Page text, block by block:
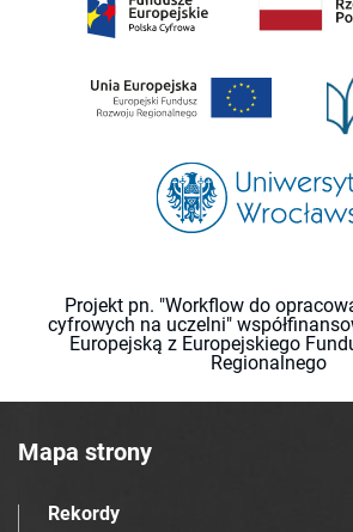
Projekt pn. "Workflow do
cyfrowych na uczelni"
Europejską z Europejskiego
Regionalnego
Mapa strony
Rekordy